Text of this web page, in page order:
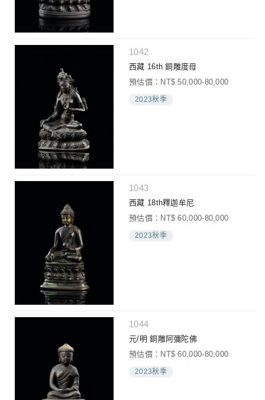
1042
西藏 16th 銅雕度母
預估價：NT$ 50,000-80,000
2023秋季
1043
西藏 18th釋迦牟尼
預估價：NT$ 60,000-80,000
2023秋季
1044
元/明 銅雕阿彌陀佛
預估價：NT$ 60,000-80,000
2023秋季